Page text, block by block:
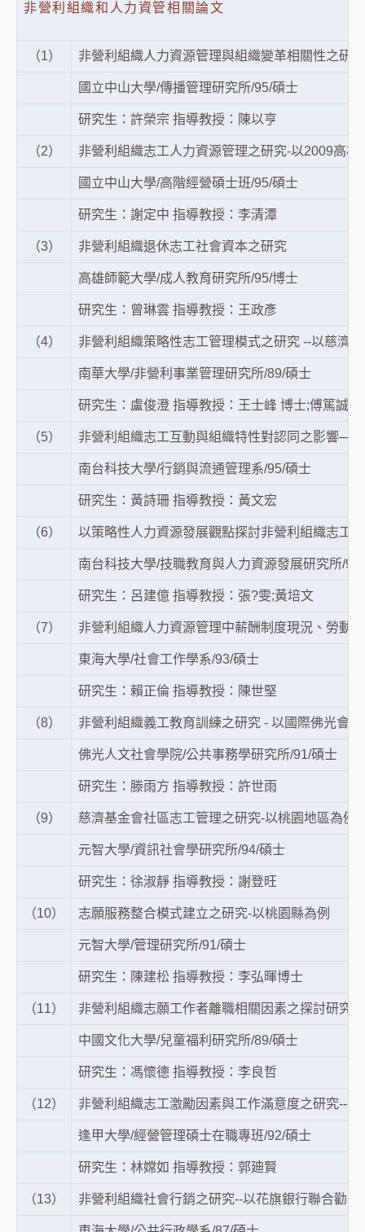
非營利組織和人力資管相關論文
（1） 非營利組織人力資源管理與組織變革相關性之研
國立中山大學/傳播管理研究所/95/碩士
研究生：許榮宗 指導教授：陳以亨
（2） 非營利組織志工人力資源管理之研究-以2009高雄
國立中山大學/高階經營碩士班/95/碩士
研究生：謝定中 指導教授：李清潭
（3） 非營利組織退休志工社會資本之研究
高雄師範大學/成人教育研究所/95/博士
研究生：曾琳雲 指導教授：王政彥
（4） 非營利組織策略性志工管理模式之研究 --以慈濟
南華大學/非營利事業管理研究所/89/碩士
研究生：盧俊澄 指導教授：王士峰 博士;傅篤誠
（5） 非營利組織志工互動與組織特性對認同之影響—
南台科技大學/行銷與流通管理系/95/碩士
研究生：黃詩珊 指導教授：黃文宏
（6） 以策略性人力資源發展觀點探討非營利組織志工
南台科技大學/技職教育與人力資源發展研究所/
研究生：呂建億 指導教授：張?雯;黃培文
（7） 非營利組織人力資源管理中薪酬制度現況、勞動
東海大學/社會工作學系/93/碩士
研究生：賴正倫 指導教授：陳世堅
（8） 非營利組織義工教育訓練之研究 - 以國際佛光會
佛光人文社會學院/公共事務學研究所/91/碩士
研究生：滕雨方 指導教授：許世雨
（9） 慈濟基金會社區志工管理之研究-以桃園地區為例
元智大學/資訊社會學研究所/94/碩士
研究生：徐淑靜 指導教授：謝登旺
（10） 志願服務整合模式建立之研究-以桃園縣為例
元智大學/管理研究所/91/碩士
研究生：陳建松 指導教授：李弘暉博士
（11） 非營利組織志願工作者離職相關因素之探討研究
中國文化大學/兒童福利研究所/89/碩士
研究生：馮懷德 指導教授：李良哲
（12） 非營利組織志工激勵因素與工作滿意度之研究---
逢甲大學/經營管理碩士在職專班/92/碩士
研究生：林嫦如 指導教授：郭廸賢
（13） 非營利組織社會行銷之研究--以花旗銀行聯合勸募